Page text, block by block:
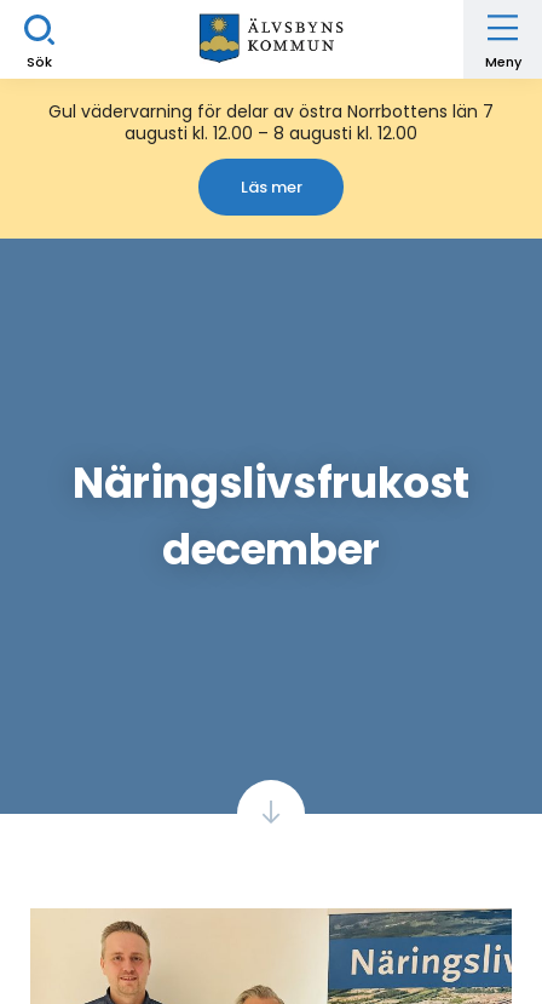
Sök Meny
Gul vädervarning för delar av östra Norrbottens län 7
augusti kl. 12.00 – 8 augusti kl. 12.00
Läs mer
Näringslivsfrukost
december